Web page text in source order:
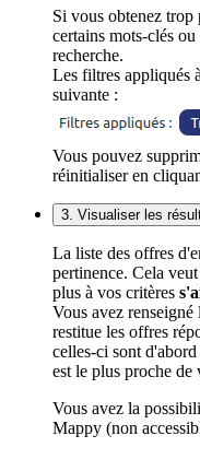
Si vous obtenez trop
certains mots-clés
recherche.
Les filtres appliqués
suivante :
Vous pouvez
réinitialiser en
3. Visualiser les
La liste des offres
pertinence. Cela
plus à vos critères
Vous avez
restitue les offres
celles-ci sont
est le plus proche de
Vous avez la
Mappy (non